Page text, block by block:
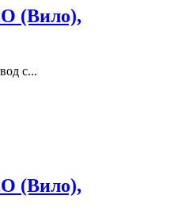
(Вило),
с...
(Вило),